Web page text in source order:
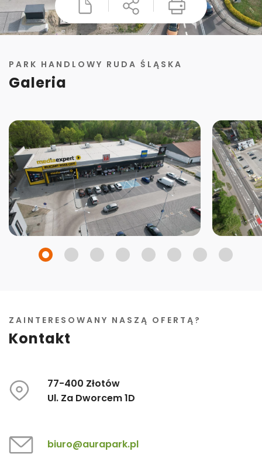
PARK HANDLOWY RUDA ŚLĄSKA
Galeria
ZAINTERESOWANY NASZĄ OFERTĄ?
Kontakt
77-400 Złotów
Ul. Za Dworcem 1D
biuro@aurapark.pl